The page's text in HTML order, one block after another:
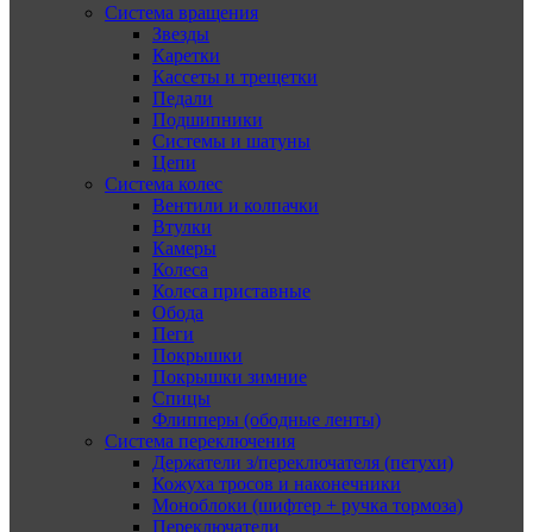
Система вращения
Звезды
Каретки
Кассеты и трещетки
Педали
Подшипники
Системы и шатуны
Цепи
Система колес
Вентили и колпачки
Втулки
Камеры
Колеса
Колеса приставные
Обода
Пеги
Покрышки
Покрышки зимние
Спицы
Флипперы (ободные ленты)
Система переключения
Держатели з/переключателя (петухи)
Кожуха тросов и наконечники
Моноблоки (шифтер + ручка тормоза)
Переключатели